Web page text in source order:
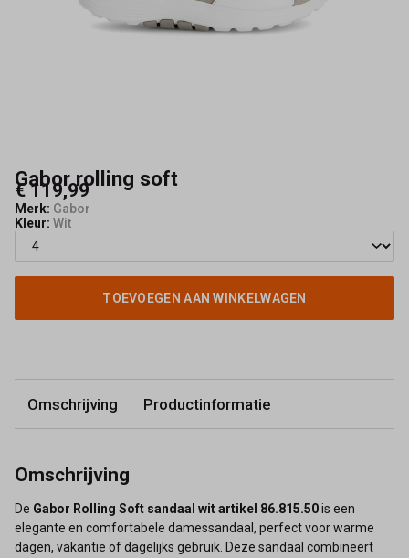
Schoenmode
Schoenmode
Kerkhof
Gabor rolling soft
€ 119,99
Merk: Gabor
Kleur: Wit
TOEVOEGEN AAN WINKELWAGEN
Omschrijving Productinformatie
Omschrijving
De Gabor Rolling Soft sandaal wit artikel 86.815.50is een
elegante en comfortabele damessandaal, perfect voor warme
dagen, vakantie of dagelijks gebruik. Deze sandaal combineert